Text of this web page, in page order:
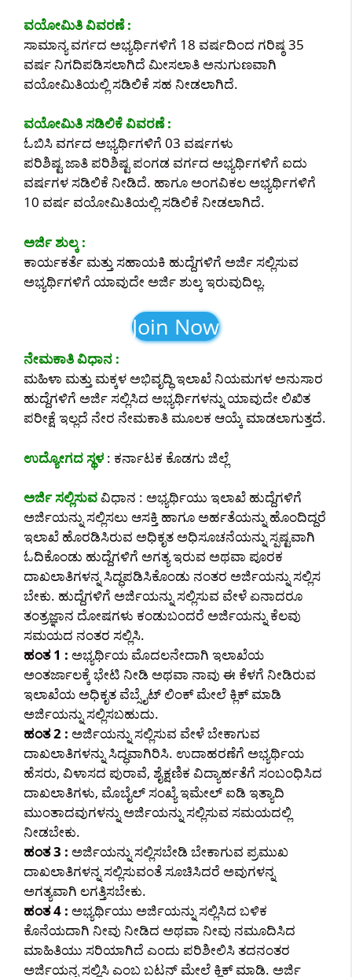
ವಯೋಮಿತಿ ವಿವರಣೆ :
ಸಾಮಾನ್ಯ ವರ್ಗದ ಅಭ್ಯರ್ಥಿಗಳಿಗೆ 18 ವರ್ಷದಿಂದ ಗರಿಷ್ಠ 35
ವರ್ಷ ನಿಗದಿಪಡಿಸಲಾಗಿದೆ ಮೀಸಲಾತಿ ಅನುಗುಣವಾಗಿ
ವಯೋಮಿತಿಯಲ್ಲಿ ಸಡಿಲಿಕೆ ಸಹ ನೀಡಲಾಗಿದೆ.
ವಯೋಮಿತಿ ಸಡಿಲಿಕೆ ವಿವರಣೆ :
ಓಬಿಸಿ ವರ್ಗದ ಅಭ್ಯರ್ಥಿಗಳಿಗೆ 03 ವರ್ಷಗಳು
ಪರಿಶಿಷ್ಟ ಜಾತಿ ಪರಿಶಿಷ್ಟ ಪಂಗಡ ವರ್ಗದ ಅಭ್ಯರ್ಥಿಗಳಿಗೆ ಐದು
ವರ್ಷಗಳ ಸಡಿಲಿಕೆ ನೀಡಿದೆ. ಹಾಗೂ ಅಂಗವಿಕಲ ಅಭ್ಯರ್ಥಿಗಳಿಗೆ
10 ವರ್ಷ ವಯೋಮಿತಿಯಲ್ಲಿ ಸಡಿಲಿಕೆ ನೀಡಲಾಗಿದೆ.
ಅರ್ಜಿ ಶುಲ್ಕ :
ಕಾರ್ಯಕರ್ತೆ ಮತ್ತು ಸಹಾಯಕಿ ಹುದ್ದೆಗಳಿಗೆ ಅರ್ಜಿ ಸಲ್ಲಿಸುವ
ಅಭ್ಯರ್ಥಿಗಳಿಗೆ ಯಾವುದೇ ಅರ್ಜಿ ಶುಲ್ಕ ಇರುವುದಿಲ್ಲ.
Join Now
ನೇಮಕಾತಿ ವಿಧಾನ :
ಮಹಿಳಾ ಮತ್ತು ಮಕ್ಕಳ ಅಭಿವೃದ್ಧಿ ಇಲಾಖೆ ನಿಯಮಗಳ ಅನುಸಾರ
ಹುದ್ದೆಗಳಿಗೆ ಅರ್ಜಿ ಸಲ್ಲಿಸಿದ ಅಭ್ಯರ್ಥಿಗಳನ್ನು ಯಾವುದೇ ಲಿಖಿತ
ಪರೀಕ್ಷೆ ಇಲ್ಲದೆ ನೇರ ನೇಮಕಾತಿ ಮೂಲಕ ಆಯ್ಕೆ ಮಾಡಲಾಗುತ್ತದೆ.
ಉದ್ಯೋಗದ ಸ್ಥಳ : ಕರ್ನಾಟಕ ಕೊಡಗು ಜಿಲ್ಲೆ
ಅರ್ಜಿ ಸಲ್ಲಿಸುವವಿಧಾನ : ಅಭ್ಯರ್ಥಿಯು ಇಲಾಖೆ ಹುದ್ದೆಗಳಿಗೆ
ಅರ್ಜಿಯನ್ನು ಸಲ್ಲಿಸಲು ಆಸಕ್ತಿ ಹಾಗೂ ಅರ್ಹತೆಯನ್ನು ಹೊಂದಿದ್ದರೆ
ಇಲಾಖೆ ಹೊರಡಿಸಿರುವ ಅಧಿಕೃತ ಅಧಿಸೂಚನೆಯನ್ನು ಸ್ಪಷ್ಟವಾಗಿ
ಓದಿಕೊಂಡು ಹುದ್ದೆಗಳಿಗೆ ಅಗತ್ಯ ಇರುವ ಅಥವಾ ಪೂರಕ
ದಾಖಲಾತಿಗಳನ್ನ ಸಿದ್ಧಪಡಿಸಿಕೊಂಡು ನಂತರ ಅರ್ಜಿಯನ್ನು ಸಲ್ಲಿಸ
ಬೇಕು. ಹುದ್ದೆಗಳಿಗೆ ಅರ್ಜಿಯನ್ನು ಸಲ್ಲಿಸುವ ವೇಳೆ ಏನಾದರೂ
ತಂತ್ರಜ್ಞಾನ ದೋಷಗಳು ಕಂಡುಬಂದರೆ ಅರ್ಜಿಯನ್ನು ಕೆಲವು
ಸಮಯದ ನಂತರ ಸಲ್ಲಿಸಿ.
ಹಂತ 1 : ಅಭ್ಯರ್ಥಿಯ ಮೊದಲನೇದಾಗಿ ಇಲಾಖೆಯ
ಅಂತರ್ಜಾಲಕ್ಕೆ ಭೇಟಿ ನೀಡಿ ಅಥವಾ ನಾವು ಈ ಕೆಳಗೆ ನೀಡಿರುವ
ಇಲಾಖೆಯ ಅಧಿಕೃತ ವೆಬ್ಸೈಟ್ ಲಿಂಕ್ ಮೇಲೆ ಕ್ಲಿಕ್ ಮಾಡಿ
ಅರ್ಜಿಯನ್ನು ಸಲ್ಲಿಸಬಹುದು.
ಹಂತ 2 : ಅರ್ಜಿಯನ್ನು ಸಲ್ಲಿಸುವ ವೇಳೆ ಬೇಕಾಗುವ
ದಾಖಲಾತಿಗಳನ್ನು ಸಿದ್ಧವಾಗಿರಿಸಿ. ಉದಾಹರಣೆಗೆ ಅಭ್ಯರ್ಥಿಯ
ಹೆಸರು, ವಿಳಾಸದ ಪುರಾವೆ, ಶೈಕ್ಷಣಿಕ ವಿದ್ಯಾರ್ಹತೆಗೆ ಸಂಬಂಧಿಸಿದ
ದಾಖಲಾತಿಗಳು, ಮೊಬೈಲ್ ಸಂಖ್ಯೆ ಇಮೇಲ್ ಐಡಿ ಇತ್ಯಾದಿ
ಮುಂತಾದವುಗಳನ್ನು ಅರ್ಜಿಯನ್ನು ಸಲ್ಲಿಸುವ ಸಮಯದಲ್ಲಿ
ನೀಡಬೇಕು.
ಹಂತ 3 : ಅರ್ಜಿಯನ್ನು ಸಲ್ಲಿಸಬೇಡಿ ಬೇಕಾಗುವ ಪ್ರಮುಖ
ದಾಖಲಾತಿಗಳನ್ನ ಸಲ್ಲಿಸುವಂತೆ ಸೂಚಿಸಿದರೆ ಅವುಗಳನ್ನ
ಅಗತ್ಯವಾಗಿ ಲಗತ್ತಿಸಬೇಕು.
ಹಂತ 4 : ಅಭ್ಯರ್ಥಿಯು ಅರ್ಜಿಯನ್ನು ಸಲ್ಲಿಸಿದ ಬಳಿಕ
ಕೊನೆಯದಾಗಿ ನೀವು ನೀಡಿದ ಅಥವಾ ನೀವು ನಮೂದಿಸಿದ
ಮಾಹಿತಿಯು ಸರಿಯಾಗಿದೆ ಎಂದು ಪರಿಶೀಲಿಸಿ ತದನಂತರ
ಅರ್ಜಿಯನ್ನ ಸಲ್ಲಿಸಿ ಎಂಬ ಬಟನ್ ಮೇಲೆ ಕ್ಲಿಕ್ ಮಾಡಿ. ಅರ್ಜಿ